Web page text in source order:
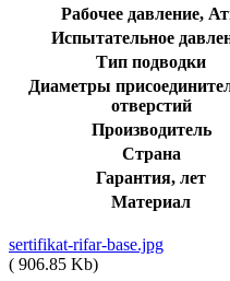
Рабочее давление,
Испытательное
Тип подводки
Диаметры
отверстий
Производитель
Страна
Гарантия, лет
Материал
sertifikat-rifar-base.jpg
( 906.85 Kb)